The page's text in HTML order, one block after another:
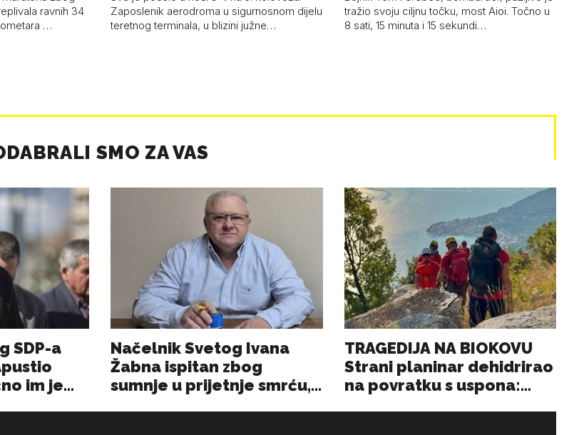
ravnih 34
…
Zaposlenik aerodroma u sigurnosnom dijelu
teretnog terminala, u blizini južne…
tražio svoju ciljnu točku, most Aioi. Točno u
8 sati, 15 minuta i 15 sekundi…